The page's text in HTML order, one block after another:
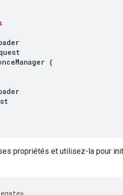
{
propriétés et utilisez-la pour